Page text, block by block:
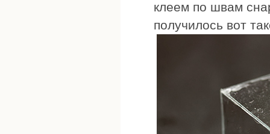
клеем по швам
получилось вот